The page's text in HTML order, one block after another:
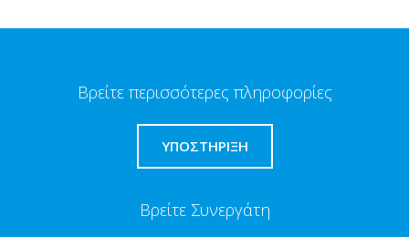
Βρείτε περισσότερες πληροφορίες
ΥΠΟΣΤΗΡΙΞΗ
Βρείτε Συνεργάτη